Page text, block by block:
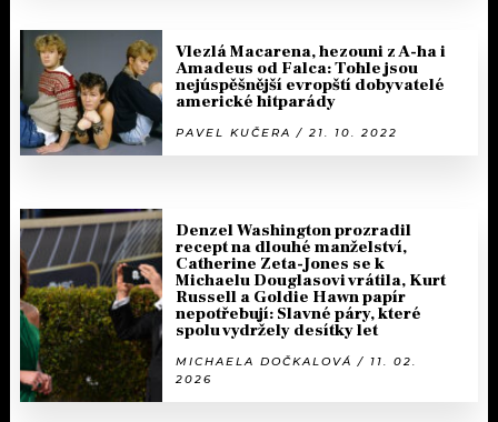
Vlezlá Macarena, hezouni z A-ha i
Amadeus od Falca: Tohle jsou
nejúspěšnější evropští dobyvatelé
americké hitparády
PAVEL KUČERA / 21. 10. 2022
Denzel Washington prozradil
recept na dlouhé manželství,
Catherine Zeta-Jones se k
Michaelu Douglasovi vrátila, Kurt
Russell a Goldie Hawn papír
nepotřebují: Slavné páry, které
spolu vydržely desítky let
MICHAELA DOČKALOVÁ / 11. 02.
2026